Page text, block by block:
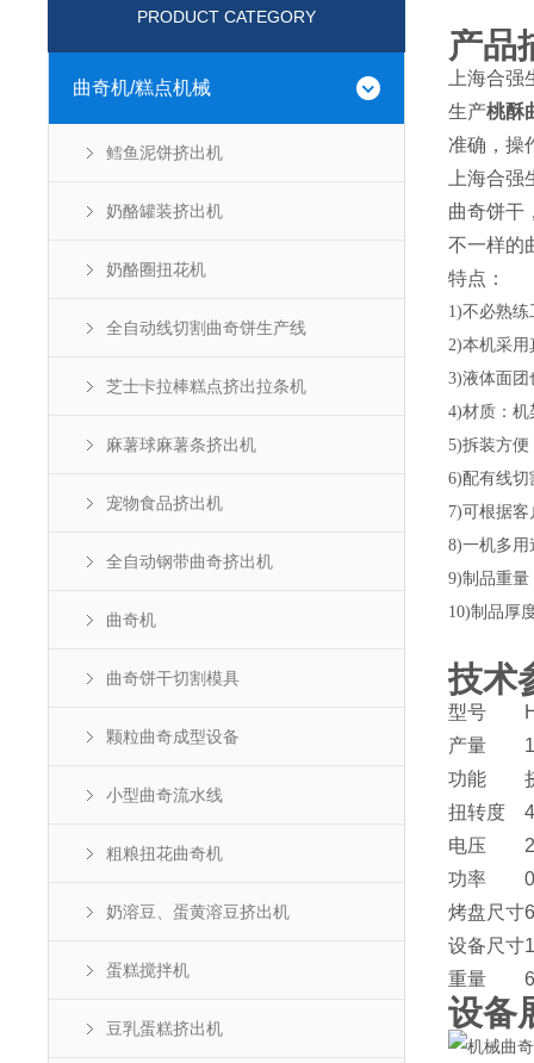
PRODUCT CATEGORY
曲奇机/糕点机械
鳕鱼泥饼挤出机
奶酪罐装挤出机
奶酪圈扭花机
全自动线切割曲奇饼生产线
芝士卡拉棒糕点挤出拉条机
麻薯球麻薯条挤出机
宠物食品挤出机
全自动钢带曲奇挤出机
曲奇机
曲奇饼干切割模具
颗粒曲奇成型设备
小型曲奇流水线
粗粮扭花曲奇机
奶溶豆、蛋黄溶豆挤出机
蛋糕搅拌机
豆乳蛋糕挤出机
产品
上海合强
生产桃酥
准确，操
上海合
曲奇饼干
不一样的
特点：
1)不必熟
2)本机采
3)液体面团
4)材质：
5)拆装方便
6)配有线
7)可根据
8)一机多
9)制品重量
10)制品厚
技术
型号
产量
功能
扭转度
电压
功率
烤盘尺寸
设备尺寸
重量
设备